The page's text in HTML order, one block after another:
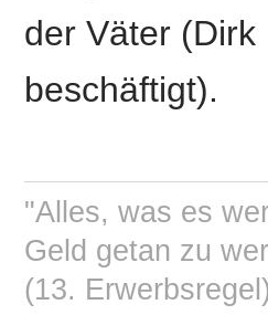
der Väter
beschäftigt).
"Alles, was es
Geld getan zu
(13.